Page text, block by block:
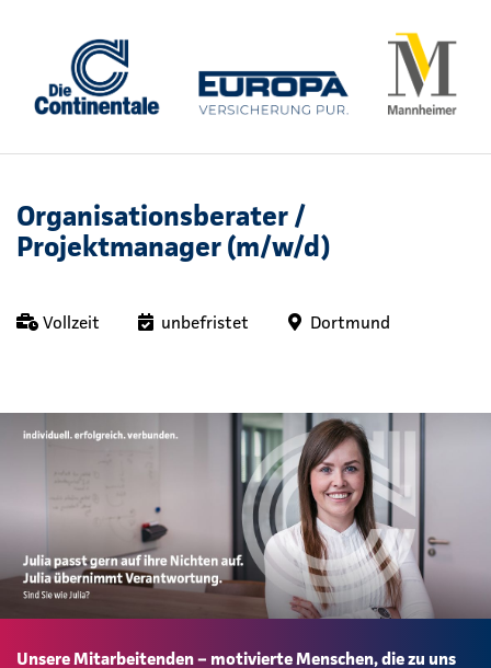
Organisationsberater /
Projektmanager (m/w/d)
Vollzeit unbefristet Dortmund
Unsere Mitarbeitenden – motivierte Menschen, die zu uns